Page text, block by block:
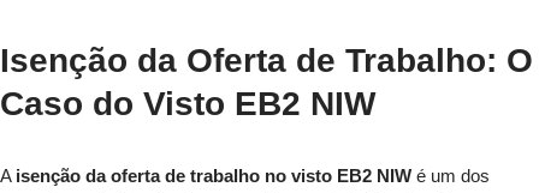
Isenção da Oferta de Trabalho: O
Caso do Visto EB2 NIW
A isenção da oferta de trabalho no visto EB2 NIW é um dos